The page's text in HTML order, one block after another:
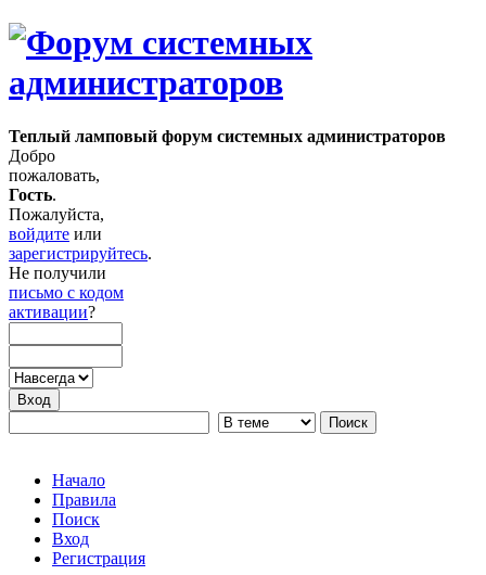
Теплый ламповый форум системных администраторов
Добро
пожаловать,
Гость.
Пожалуйста,
войдите или
зарегистрируйтесь.
Не получили
письмо с кодом
активации?
Начало
Правила
Поиск
Вход
Регистрация